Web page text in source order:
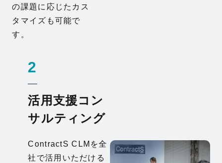
の課題に応じたカス
タマイズも可能で
す。
2
活用支援コン
サルティング
ContractS CLMを全
社で活用いただける